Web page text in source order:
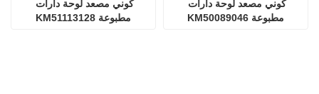
مطبوعة KM51113128
مطبوعة KM50089046